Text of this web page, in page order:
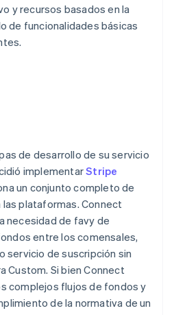
y recursos basados en la
de funcionalidades básicas
de desarrollo de su servicio
implementarStripe
un conjunto completo de
plataformas. Connect
necesidad de favy de
entre los comensales,
servicio de suscripción sin
Custom. Si bien Connect
complejos flujos de fondos y
de la normativa de un